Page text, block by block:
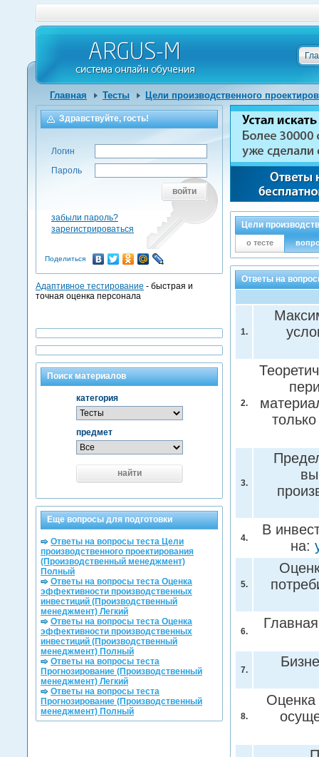
Главная Тесты Цели производственного
Цели
о тесте
Ответы на
1.
2.
3.
4.
В
на:
5.
6.
7.
8.
Оценка
Здравствуйте, гость!
Логин
Пароль
войти
забыли пароль?
зарегистрироваться
Поделиться
Адаптивное тестирование - быстрая и
точная оценка персонала
Поиск материалов
категория
предмет
найти
Еще вопросы для подготовки
Ответы на вопросы теста Цели
производственного проектирования
(Производственный менеджмент)
Полный
Ответы на вопросы теста Оценка
эффективности производственных
инвестиций (Производственный
менеджмент) Легкий
Ответы на вопросы теста Оценка
эффективности производственных
инвестиций (Производственный
менеджмент) Полный
Ответы на вопросы теста
Прогнозирование (Производственный
менеджмент) Легкий
Ответы на вопросы теста
Прогнозирование (Производственный
менеджмент) Полный